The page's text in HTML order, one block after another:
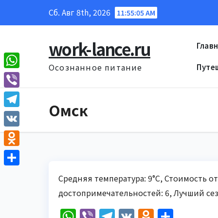
Сб. Авг 8th, 2026 11:55:05 AM
work-lance.ru
Осознанное питание
Омск
Средняя температура: 9°C, Стоимость
достопримечательностей: 6, Лучший
W
h
a
t
A
p
V
i
b
e
T
e
l
e
V
K
O
d